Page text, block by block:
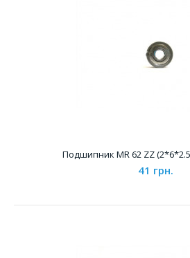
35 грн.
Подшипник MR 62 ZZ
41 грн.